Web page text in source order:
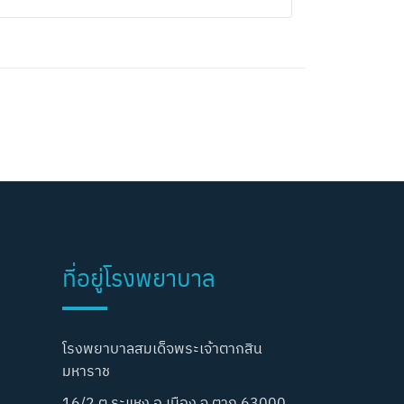
ที่อยู่โรงพยาบาล
โรงพยาบาลสมเด็จพระเจ้าตากสิน
มหาราช